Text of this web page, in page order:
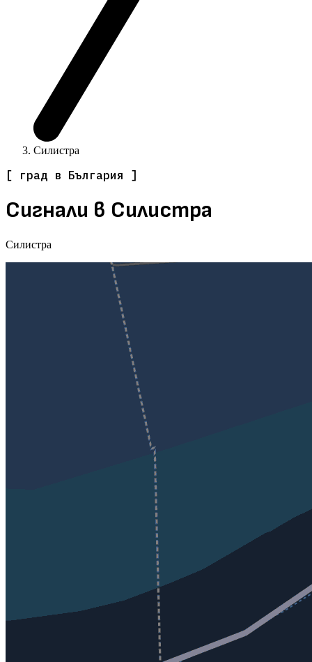
Силистра
[ град в България ]
Сигнали в Силистра
Силистра